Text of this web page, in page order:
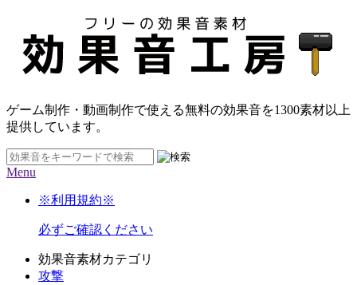
ゲーム制作・動画制作で使える無料の効果音を1300素材以上
提供しています。
Menu
※利用規約※
必ずご確認ください
効果音素材カテゴリ
攻撃